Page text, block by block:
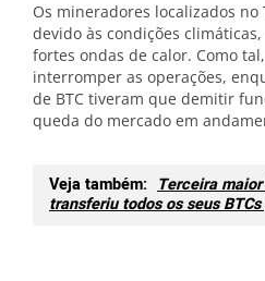
Os mineradores localizados
devido às condições
fortes ondas de calor. Como
interromper as operações,
de BTC tiveram que demitir
queda do mercado em
Veja também: Terceira
transferiu todos os seus